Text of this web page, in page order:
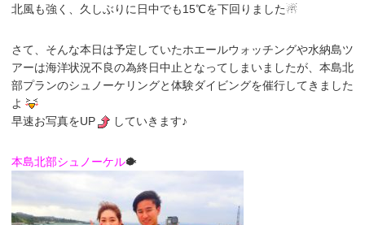
北風も強く、久しぶりに日中でも15℃を下回りました☃
さて、そんな本日は予定していたホエールウォッチングや水納島ツ
アーは海洋状況不良の為終日中止となってしまいましたが、本島北
部プランのシュノーケリングと体験ダイビングを催行してきました
よ
早速お写真をUP
していきます♪
本島北部シュノーケル🐡